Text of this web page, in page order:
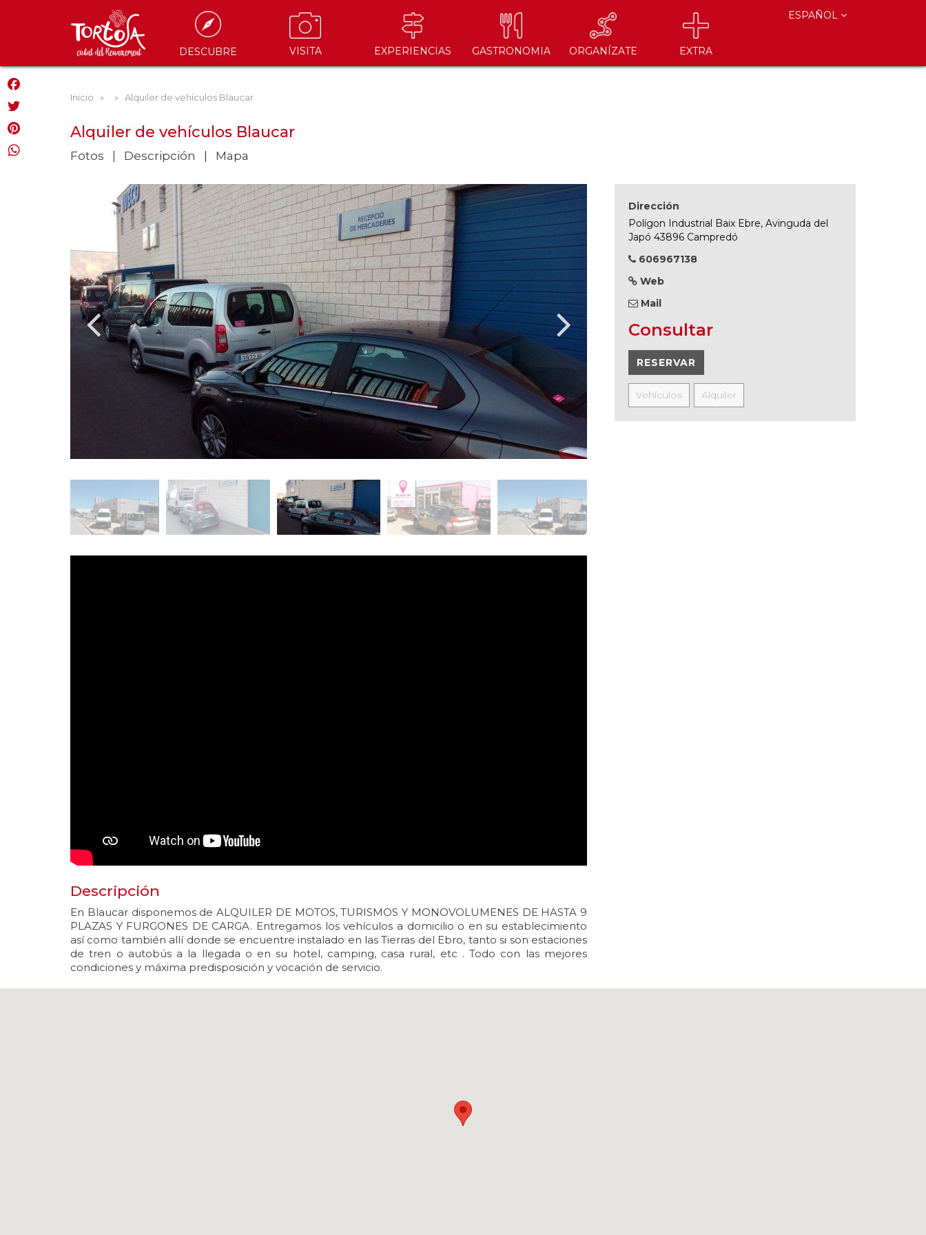
DESCUBRE VISITA EXPERIENCIAS GASTRONOMIA ORGANÍZATE EXTRA
ESPAÑOL
Inicio » » Alquiler de vehículos Blaucar
Alquiler de vehículos Blaucar
Fotos Descripción Mapa
Dirección
Polígon Industrial Baix Ebre, Avinguda del
Japó 43896 Campredó
606967138
Web
Mail
Consultar
RESERVAR
Vehículos Alquiler
Descripción
En Blaucar disponemos de ALQUILER DE MOTOS, TURISMOS Y MONOVOLUMENES DE HASTA 9
PLAZAS Y FURGONES DE CARGA. Entregamos los vehículos a domicilio o en su establecimiento
así como también allí donde se encuentre instalado en las Tierras del Ebro, tanto si son estaciones
de tren o autobús a la llegada o en su hotel, camping, casa rural, etc . Todo con las mejores
condiciones y máxima predisposición y vocación de servicio.
Facebook
Twitter
Pinterest